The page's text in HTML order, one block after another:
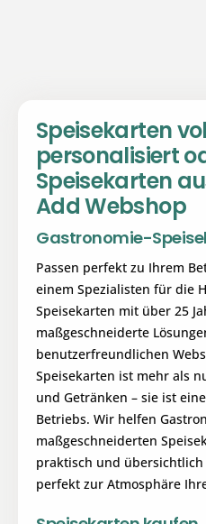
Speisekarten
personalisiert
Speisekarten
Add Webshop
Gastronomie-
Passen perfekt zu Ihrem
einem Spezialisten für die
Speisekarten mit über 25
maßgeschneiderte
benutzerfreundlichen
Speisekarten ist mehr als
und Getränken – sie ist
Betriebs. Wir helfen
maßgeschneiderten
praktisch und
perfekt zur Atmosphäre